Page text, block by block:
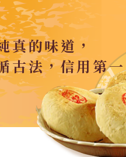
真的味道，
古法，信用第一